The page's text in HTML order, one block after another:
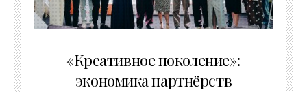
«Креативное поколение»:
экономика партнёрств